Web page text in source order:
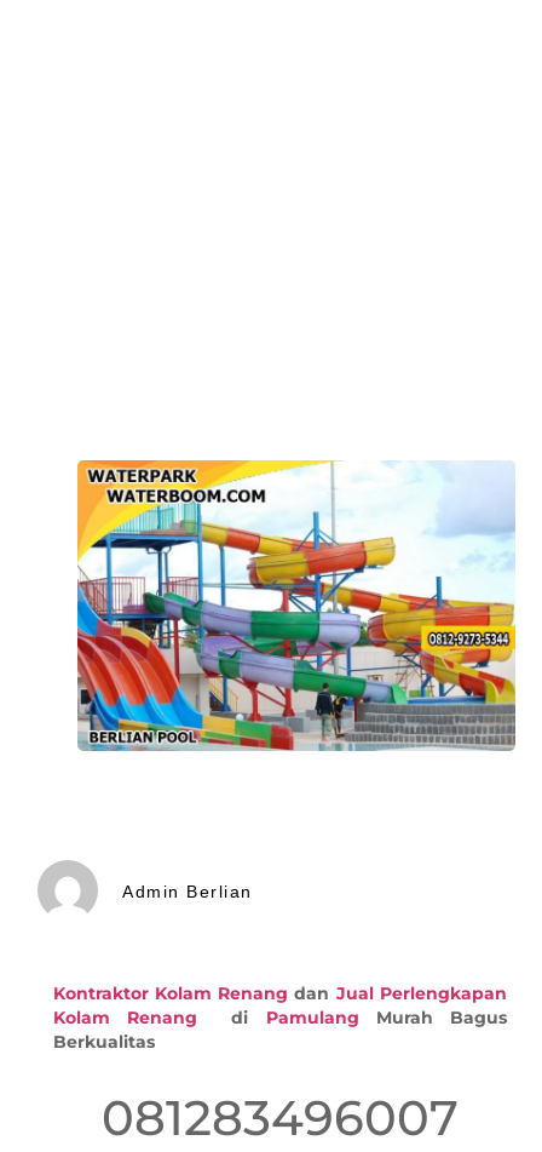
Admin Berlian
Kontraktor Kolam Renang dan Jual Perlengkapan
Kolam Renang
di Pamulang Murah Bagus
Berkualitas
081283496007